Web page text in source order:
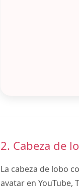
2. Cabeza de
La cabeza de lobo
avatar en YouTube,